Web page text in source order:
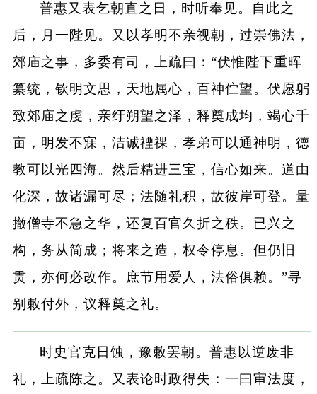
普惠又表乞朝直之日，时听奉见。自此之
后，月一陛见。又以孝明不亲视朝，过崇佛法，
郊庙之事，多委有司，上疏曰：“伏惟陛下重晖
纂统，钦明文思，天地属心，百神伫望。伏愿躬
致郊庙之虔，亲纡朔望之泽，释奠成均，竭心千
亩，明发不寐，洁诚禋祼，孝弟可以通神明，德
教可以光四海。然后精进三宝，信心如来。道由
化深，故诸漏可尽；法随礼积，故彼岸可登。量
撤僧寺不急之华，还复百官久折之秩。已兴之
构，务从简成；将来之造，权令停息。但仍旧
贯，亦何必改作。庶节用爱人，法俗俱赖。”寻
别敕付外，议释奠之礼。
时史官克日蚀，豫敕罢朝。普惠以逆废非
礼，上疏陈之。又表论时政得失：一曰审法度，